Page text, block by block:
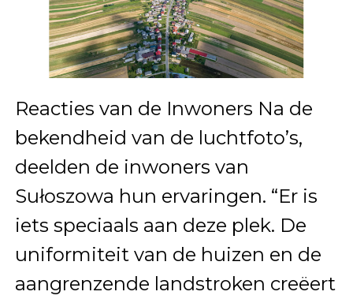
Reacties van de Inwoners Na de
bekendheid van de luchtfoto’s,
deelden de inwoners van
Sułoszowa hun ervaringen. “Er is
iets speciaals aan deze plek. De
uniformiteit van de huizen en de
aangrenzende landstroken creëert